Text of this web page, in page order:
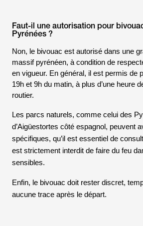
Faut-il une autorisation pour
Pyrénées ?
Non, le bivouac est autorisé dans une
massif pyrénéen, à condition de
en vigueur. En général, il est permis de
19h et 9h du matin, à plus d’une heure
routier.
Les parcs naturels, comme celui des
d’Aigüestortes côté espagnol, peuvent
spécifiques, qu’il est essentiel de
est strictement interdit de faire du feu
sensibles.
Enfin, le bivouac doit rester discret,
aucune trace après le départ.